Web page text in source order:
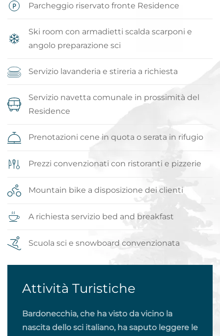
Parcheggio riservato fronte Residence
Ski room con armadietti scalda scarponi e
angolo preparazione sci
Servizio lavanderia e stireria a richiesta
Servizio navetta comunale in prossimità del
Residence
Prenotazioni cene in quota o serata in rifugio
Prezzi convenzionati con ristoranti e pizzerie
Mountain bike a disposizione dei clienti
A richiesta servizio bed and breakfast
Scuola sci e snowboard convenzionata
Attività Turistiche
Bardonecchia, che ha visto da vicino la
nascita dello sci italiano, ha saputo leggere le